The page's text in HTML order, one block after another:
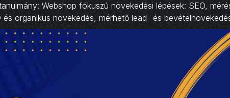
Webshop fókuszú növekedési lépések: SEO,
organikus növekedés, mérhető lead- és